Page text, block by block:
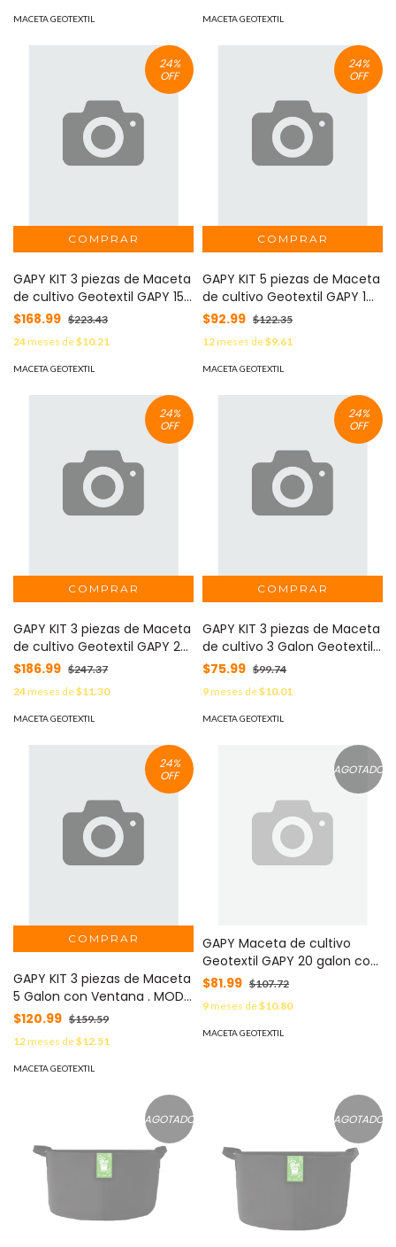
MACETA GEOTEXTIL MACETA GEOTEXTIL
24%
OFF
GAPY KIT 3 piezas de Maceta
de cultivo Geotextil GAPY 15
galon con asas negro . MOD:
LMO-GAPY-KIT-GAL-15-PRE
$168.99 $223.43
24meses de$10.21
MACETA GEOTEXTIL
24%
OFF
GAPY KIT 5 piezas de Maceta
de cultivo Geotextil GAPY 1
galon con asas negro . MOD:
LMO-GAPY-KIT-GAL-1-PRE
$92.99 $122.35
12meses de$9.61
MACETA GEOTEXTIL
24%
OFF
GAPY KIT 3 piezas de Maceta
de cultivo Geotextil GAPY 20
galon con asas negro . MOD:
LMO-GAPY-KIT-GAL-20-PRE
$186.99 $247.37
24meses de$11.30
MACETA GEOTEXTIL
24%
OFF
GAPY KIT 3 piezas de Maceta
de cultivo 3 Galon Geotextil
GAPY 3 galon con asas negro
. MOD: LMO-GAPY-KIT-GAL-
3-PRE
$75.99 $99.74
9meses de$10.01
MACETA GEOTEXTIL
24%
OFF
GAPY KIT 3 piezas de Maceta
5 Galon con Ventana . MOD:
LMO-GAPY-KIT-GAL-5W-PRE
$120.99 $159.59
12meses de$12.51
MACETA GEOTEXTIL
AGOTADO
GAPY Maceta de cultivo
Geotextil GAPY 20 galon con
asas negro . MOD: LMO-
GAPY-GAL-20-CLAS
$81.99 $107.72
9meses de$10.80
MACETA GEOTEXTIL
AGOTADO AGOTADO